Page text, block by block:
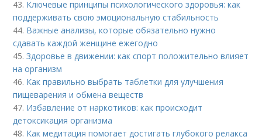
43. Ключевые принципы психологического здоровья: как
поддерживать свою эмоциональную стабильность
44. Важные анализы, которые обязательно нужно
сдавать каждой женщине ежегодно
45.Здоровье в движении: как спорт положительно влияет
на организм
46. Как правильно выбрать таблетки для улучшения
пищеварения и обмена веществ
47. Избавление от наркотиков: как происходит
детоксикация организма
48. Как медитация помогает достигать глубокого релакса